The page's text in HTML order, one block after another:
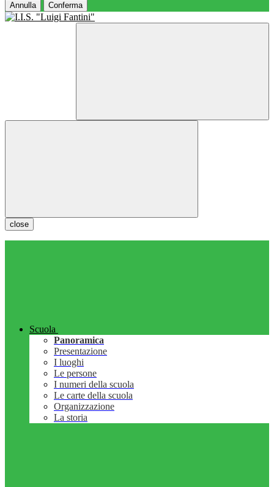
Annulla Conferma
close
Scuola
Panoramica
Presentazione
I luoghi
Le persone
I numeri della scuola
Le carte della scuola
Organizzazione
La storia